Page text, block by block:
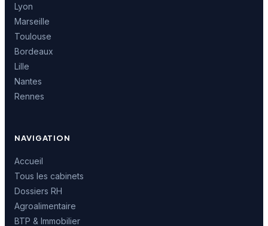
Lyon
Marseille
Toulouse
Bordeaux
Lille
Nantes
Rennes
NAVIGATION
Accueil
Tous les cabinets
Dossiers RH
Agroalimentaire
BTP & Immobilier